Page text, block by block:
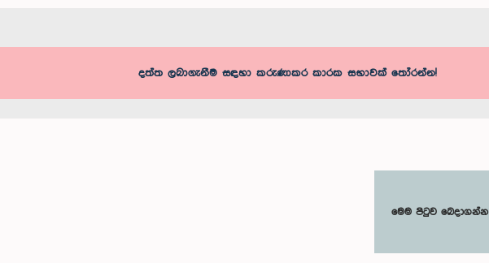
දත්ත ලබාගැනීම සඳහා කරුණාකර කාරක සභාවක් තෝරන්න!
මෙම පිටුව බෙදාගන්න